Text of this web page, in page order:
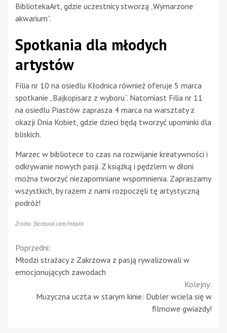
BibliotekaArt, gdzie uczestnicy stworzą „Wymarzone
akwarium”.
Spotkania dla młodych
artystów
Filia nr 10 na osiedlu Kłodnica również oferuje 5 marca
spotkanie „Bajkopisarz z wyboru”. Natomiast Filia nr 11
na osiedlu Piastów zaprasza 4 marca na warsztaty z
okazji Dnia Kobiet, gdzie dzieci będą tworzyć upominki dla
bliskich.
Marzec w bibliotece to czas na rozwijanie kreatywności i
odkrywanie nowych pasji. Z książką i pędzlem w dłoni
można tworzyć niezapomniane wspomnienia. Zapraszamy
wszystkich, by razem z nami rozpoczęli tę artystyczną
podróż!
Źródło: facebook.com/mbpkk
Continue
Reading
Poprzedni:
Młodzi strażacy z Zakrzowa z pasją rywalizowali w
emocjonujących zawodach
Kolejny:
Muzyczna uczta w starym kinie: Dubler wciela się w
filmowe gwiazdy!